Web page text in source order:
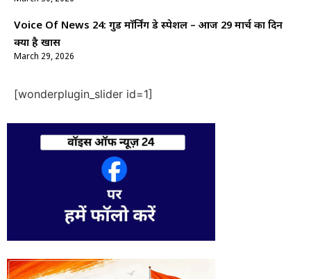
Voice Of News 24: गुड माॅर्निंग डे स्पेशल – आज 29 मार्च का दिन
क्यों है खास
March 29, 2026
[wonderplugin_slider id=1]